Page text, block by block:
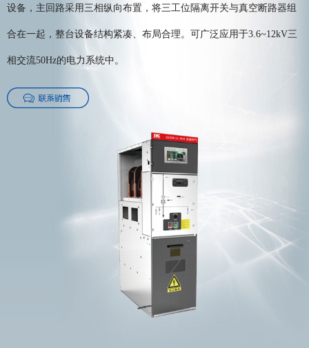
设备，主回路采用三相纵向布置，将三工位隔离开关与真空断路器组
合在一起，整台设备结构紧凑、布局合理。可广泛应用于3.6~12kV三
相交流50Hz的电力系统中。